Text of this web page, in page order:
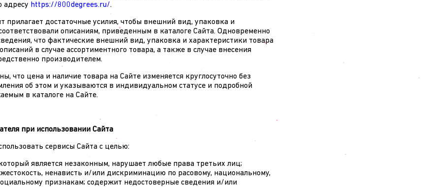
адресу https://800degrees.ru/.
прилагает достаточные усилия, чтобы внешний вид, упаковка и
описаниям, приведенным в каталоге Сайта. Одновременно
что фактические внешний вид, упаковка и характеристики товара
в случае ассортиментного товара, а также в случае внесения
производителем.
что цена и наличие товара на Сайте изменяется круглосуточно без
об этом и указываются в индивидуальном статусе и подробной
в каталоге на Сайте.
при использовании Сайта
сервисы Сайта с целью:
является незаконным, нарушает любые права третьих лиц;
ненависть и/или дискриминацию по расовому, национальному,
признакам; содержит недостоверные сведения и/или